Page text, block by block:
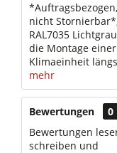
*Auftragsbezogen,
nicht
RAL7035
die Montage einer
Klimaeinheit
mehr
Bewertungen
0
Bewertungen
schreiben und